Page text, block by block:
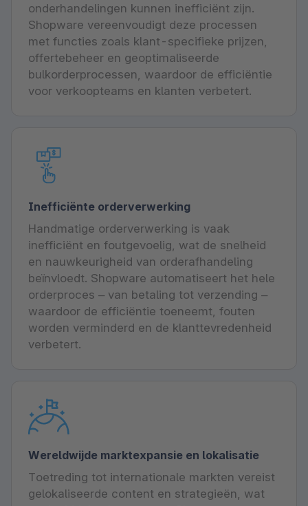
onderhandelingen kunnen inefficiënt zijn.
Shopware vereenvoudigt deze processen
met functies zoals klant-specifieke prijzen,
offertebeheer en geoptimaliseerde
bulkorderprocessen, waardoor de efficiëntie
voor verkoopteams en klanten verbetert.
Inefficiënte orderverwerking
Handmatige orderverwerking is vaak
inefficiënt en foutgevoelig, wat de snelheid
en nauwkeurigheid van orderafhandeling
beïnvloedt. Shopware automatiseert het hele
orderproces – van betaling tot verzending –
waardoor de efficiëntie toeneemt, fouten
worden verminderd en de klanttevredenheid
verbetert.
Wereldwijde marktexpansie en lokalisatie
Toetreding tot internationale markten vereist
gelokaliseerde content en strategieën, wat